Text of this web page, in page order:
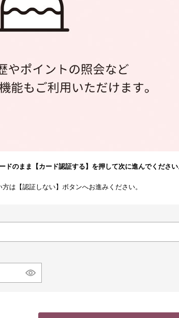
のまま【カード認証する】を押して次に進んでください
は【認証しない】ボタンへお進みください。